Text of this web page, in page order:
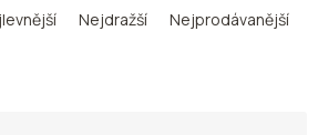
Nejdražší Nejprodávanější